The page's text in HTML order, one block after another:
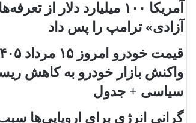
آمریکا ۱۰۰ میلیارد دلار از
آزادی» ترامپ را پس داد
واکنش بازار خودرو به کاهش
سیاسی + جدول
گرانی انرژی برای اروپایی‌ها